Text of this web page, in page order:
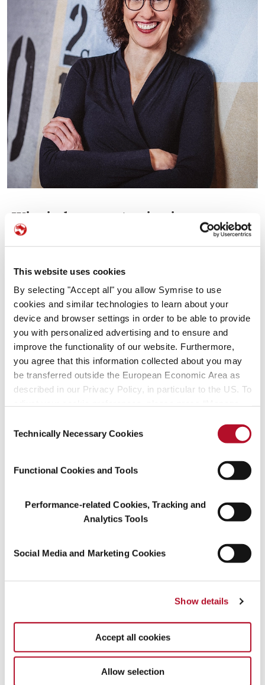
This website uses cookies
By selecting "Accept all" you allow Symrise to use
cookies and similar technologies to learn about your
device and browser settings in order to be able to provide
you with personalized advertising and to ensure and
improve the functionality of our website. Furthermore,
you agree that this information collected about you may
be transferred outside the European Economic Area as
described in our Privacy Policy, in particular to the US. To
information.
Selection
Technically Necessary Cookies
Functional Cookies and Tools
Performance-related Cookies, Tracking and
Analytics Tools
Social Media and Marketing Cookies
Show details
Accept all cookies
Allow selection
„Wir sind momentan in einer
Übergangsphase zu einem
gemeinsamen System mit weltweit
harmonisierten Standards, die wir mit
unserer HR-Suite Workday abbilden
werden.“
Elke Kegelmann,
Programmleiterin von tHRive